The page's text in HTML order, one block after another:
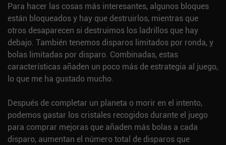
Para hacer las cosas más interesantes, algunos bloques
están bloqueados y hay que destruirlos, mientras que
otros desaparecen si destruimos los ladrillos que hay
debajo. También tenemos disparos limitados por ronda, y
bolas limitadas por disparo. Combinadas, estas
características añaden un poco más de estrategia al juego,
lo que me ha gustado mucho.
Después de completar un planeta o morir en el intento,
podemos gastar los cristales recogidos durante el juego
para comprar mejoras que añaden más bolas a cada
disparo, aumentan el número total de disparos que